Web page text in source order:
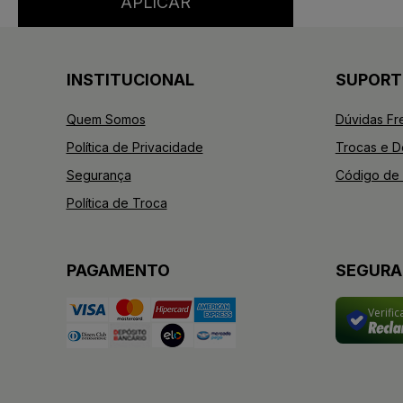
INSTITUCIONAL
Quem Somos
Política de Privacidade
Segurança
Política de Troca
Dúvidas
Trocas e
Código de
PAGAMENTO